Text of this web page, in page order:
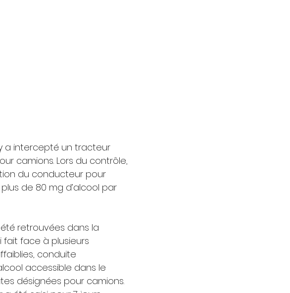
a intercepté un tracteur
camions. Lors du contrôle,
du conducteur pour
de 80 mg d’alcool par
été retrouvées dans la
face à plusieurs
conduite
accessible dans le
désignées pour camions.